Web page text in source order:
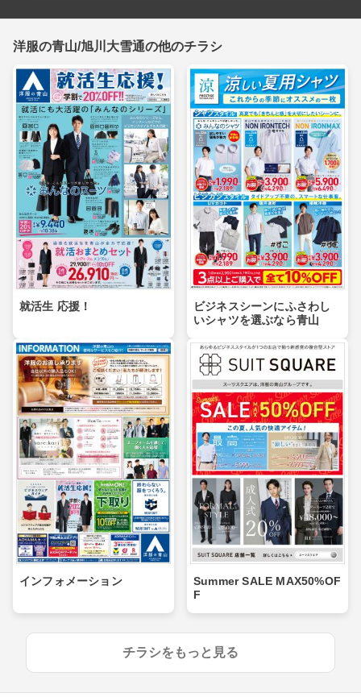
洋服の青山/旭川大雪通の他のチラシ
就活生 応援！
ビジネスシーンにふさわし
いシャツを選ぶなら青山
インフォメーション
Summer SALE MAX50%OF
F
チラシをもっと見る